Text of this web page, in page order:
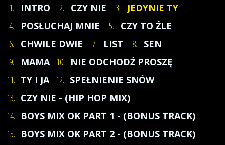
1. INTRO 2. CZY NIE 3.
JEDYNIE TY
4.
POSŁUCHAJ MNIE 5.
CZY TO ŹLE
6.
CHWILE DWIE 7. LIST 8.
SEN
9.
MAMA 10. NIE ODCHODŹ PROSZĘ
11. TY I JA 12. SPEŁNIENIE SNÓW
13. CZY NIE - (HIP HOP MIX)
14. BOYS MIX OK PART 1 - (BONUS TRACK)
15. BOYS MIX OK PART 2 - (BONUS TRACK)